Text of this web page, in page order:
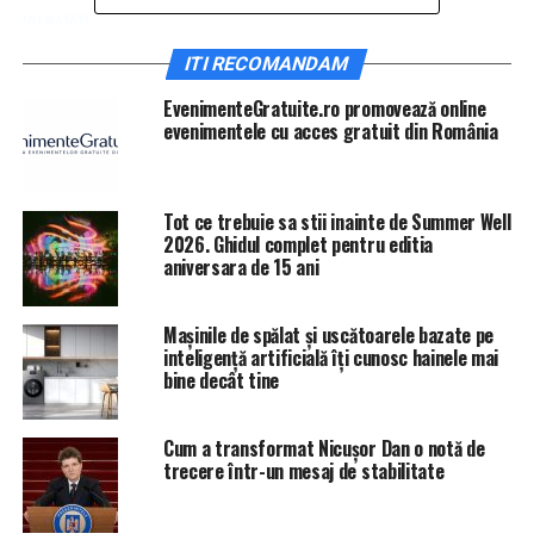
Românii nu vor mai putea zbura în Anglia | IasiAZI.ro
ITI RECOMANDAM
EvenimenteGratuite.ro promovează online
evenimentele cu acces gratuit din România
Tot ce trebuie sa stii inainte de Summer Well
2026. Ghidul complet pentru editia
aniversara de 15 ani
Mașinile de spălat și uscătoarele bazate pe
inteligență artificială îți cunosc hainele mai
bine decât tine
Cum a transformat Nicușor Dan o notă de
trecere într-un mesaj de stabilitate